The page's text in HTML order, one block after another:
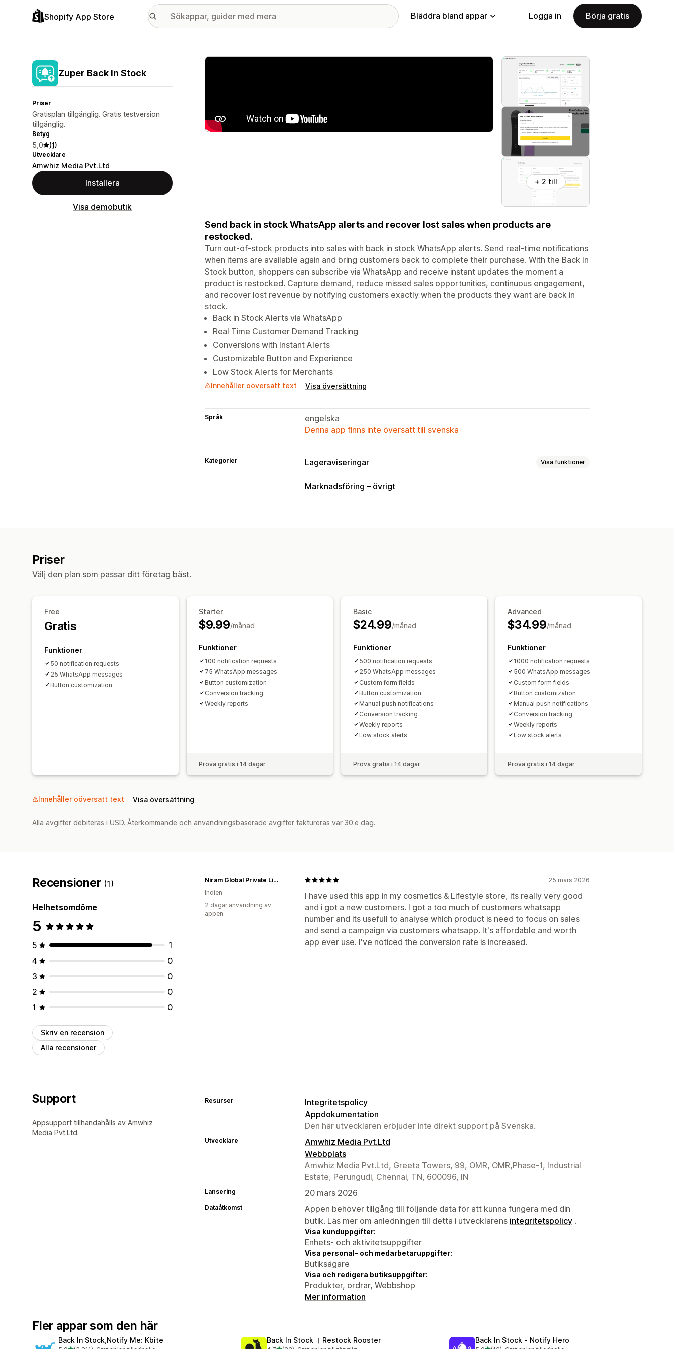
Shopify App Store Bläddra bland appar Logga in Börja gratis
Zuper Back In Stock
Priser
Gratisplan tillgänglig. Gratis testversion
tillgänglig.
Betyg
5,0 (1)
Utvecklare
Amwhiz Media Pvt.Ltd
Installera
Visa demobutik
Galleri med utvalda bilder
+ 2 till
Send back in stock WhatsApp alerts and recover lost sales when products are
restocked.
Turn out-of-stock products into sales with back in stock WhatsApp alerts. Send real-time notifications
when items are available again and bring customers back to complete their purchase. With the Back In
Stock button, shoppers can subscribe via WhatsApp and receive instant updates the moment a
product is restocked. Capture demand, reduce missed sales opportunities, continuous engagement,
and recover lost revenue by notifying customers exactly when the products they want are back in
stock.
Back in Stock Alerts via WhatsApp
Real Time Customer Demand Tracking
Conversions with Instant Alerts
Customizable Button and Experience
Low Stock Alerts for Merchants
Innehåller oöversatt text Visa översättning
Språk
engelska
Denna app finns inte översatt till svenska
Kategorier Lageraviseringar Visa funktioner
Aviseringar
Marknadsföring – övrigt
Priser
Välj den plan som passar ditt företag bäst.
Free
Gratis
Funktioner
50 notification requests
25 WhatsApp messages
Button customization
Starter
$9.99/månad
Funktioner
100 notification requests
75 WhatsApp messages
Button customization
Conversion tracking
Weekly reports
Prova gratis i 14 dagar
Basic
$24.99/månad
Funktioner
500 notification requests
250 WhatsApp messages
Custom form fields
Button customization
Manual push notifications
Conversion tracking
Weekly reports
Low stock alerts
Prova gratis i 14 dagar
Advanced
$34.99/månad
Funktioner
1000 notification requests
500 WhatsApp messages
Custom form fields
Button customization
Manual push notifications
Conversion tracking
Weekly reports
Low stock alerts
Prova gratis i 14 dagar
Innehåller oöversatt text Visa översättning
Alla avgifter debiteras i USD. Återkommande och användningsbaserade avgifter faktureras var 30:e dag.
Recensioner (1)
Helhetsomdöme
5
5
1
4
0
3
0
2
0
1
0
Skriv en recension
Alla recensioner
25 mars 2026
I have used this app in my cosmetics & Lifestyle store, its really very good
and i got a new customers. I got a too much of customers whatsapp
number and its usefull to analyse which product is need to focus on sales
and send a campaign via customers whatsapp. It's affordable and worth
app ever use. I've noticed the conversion rate is increased.
Niram Global Private Limited
Indien
2 dagar användning av
appen
Support
Appsupport tillhandahålls av Amwhiz
Media Pvt.Ltd.
Resurser
Integritetspolicy
Appdokumentation
Den här utvecklaren erbjuder inte direkt support på Svenska.
Utvecklare
Amwhiz Media Pvt.Ltd
Webbplats
Amwhiz Media Pvt.Ltd, Greeta Towers, 99, OMR, OMR,Phase-1, Industrial
Estate, Perungudi, Chennai, TN, 600096, IN
Lansering 20 mars 2026
Dataåtkomst
Appen behöver tillgång till följande data för att kunna fungera med din
butik. Läs mer om anledningen till detta i utvecklarens integritetspolicy .
Visa kunduppgifter:
Enhets- och aktivitetsuppgifter
Visa personal- och medarbetaruppgifter:
Butiksägare
Visa och redigera butiksuppgifter:
Produkter, ordrar, Webbshop
Mer information
Fler appar som den här
Back In Stock,Notify Me: Kbite Back In Stock ︱Restock Rooster Back In Stock ‑ Notify Hero